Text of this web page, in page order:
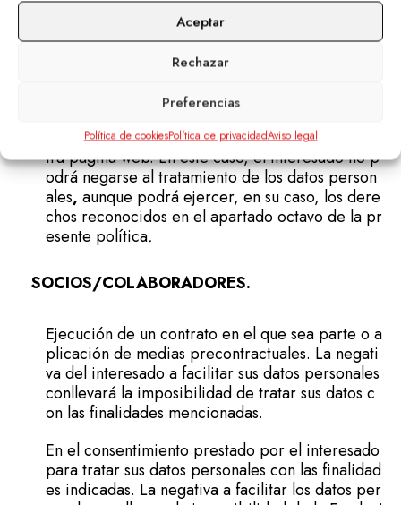
Aceptar
Rechazar
Preferencias
Política de cookiesPolítica de privacidadAviso legal
Para cumplir con las obligaciones legales que no
s aplican. En este caso, el interesado no podrá n
n, negocio y trayectoria evitando ataques a nues
tra página web. En este caso, el interesado no p
odrá negarse al tratamiento de los datos person
ales, aunque podrá ejercer, en su caso, los dere
chos reconocidos en el apartado octavo de la pr
esente política.
SOCIOS/COLABORADORES.
Ejecución de un contrato en el que sea parte o a
plicación de medias precontractuales. La negati
va del interesado a facilitar sus datos personales
conllevará la imposibilidad de tratar sus datos c
on las finalidades mencionadas.
En el consentimiento prestado por el interesado
para tratar sus datos personales con las finalidad
es indicadas. La negativa a facilitar los datos per